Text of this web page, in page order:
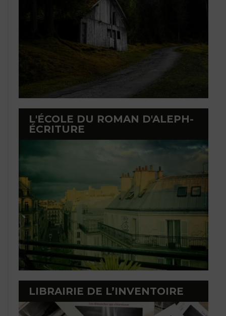
L'ÉCOLE DU ROMAN D'ALEPH-
ÉCRITURE
LIBRAIRIE DE L’INVENTOIRE